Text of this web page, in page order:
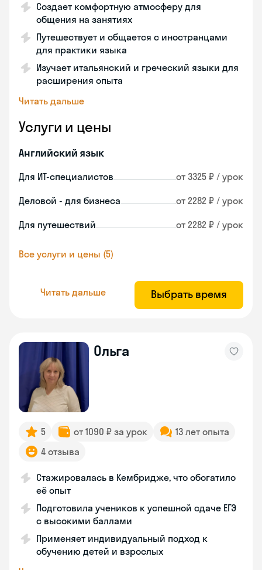
Создает комфортную атмосферу для
общения на занятиях
Путешествует и общается с иностранцами
для практики языка
Изучает итальянский и греческий языки для
расширения опыта
Читать дальше
Услуги и цены
Английский язык
Для ИТ-специалистов от 3325 ₽ / урок
Деловой - для бизнеса от 2282 ₽ / урок
Для путешествий от 2282 ₽ / урок
Все услуги и цены (5)
Читать дальше Выбрать время
Ольга
5 от 1090 ₽ за урок
13 лет опыта
4 отзыва
Стажировалась в Кембридже, что обогатило
её опыт
Подготовила учеников к успешной сдаче ЕГЭ
с высокими баллами
Применяет индивидуальный подход к
обучению детей и взрослых